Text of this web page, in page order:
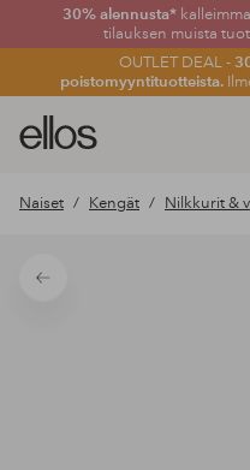
30% alennusta*
tilauksen muista
OUTLET DEAL -
poistomyyntituotteista.
Ellos-
logo
siirry
Naiset Kengät Nilkkurit &
Takaisin